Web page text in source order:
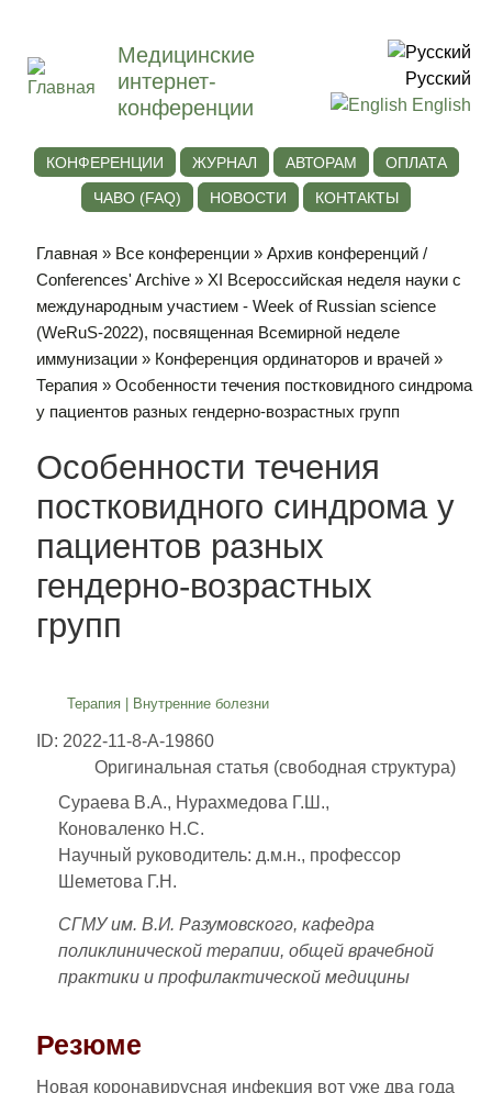
Медицинские
интернет-
конференции
Русский
English
КОНФЕРЕНЦИИ ЖУРНАЛ АВТОРАМ
ОПЛАТА
ЧАВО (FAQ)
НОВОСТИ КОНТАКТЫ
Главная » Все конференции »Архив конференций /
Conferences' Archive » ХI Всероссийская неделя науки с
международным участием - Week of Russian science
(WeRuS-2022), посвященная Всемирной неделе
иммунизации » Конференция ординаторов и врачей »
Терапия » Особенности течения постковидного синдрома
у пациентов разных гендерно-возрастных групп
Особенности течения
постковидного синдрома у
пациентов разных
гендерно-возрастных
групп
Терапия Внутренние болезни
ID: 2022-11-8-A-19860
Оригинальная статья (свободная структура)
Сураева В.А., Нурахмедова Г.Ш.,
Коноваленко Н.С.
Научный руководитель: д.м.н., профессор
Шеметова Г.Н.
СГМУ им. В.И. Разумовского, кафедра
поликлинической терапии, общей врачебной
практики и профилактической медицины
Резюме
Новая коронавирусная инфекция вот уже два года